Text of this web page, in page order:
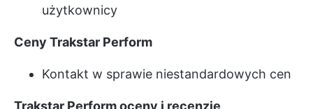
użytkownicy
Ceny Trakstar Perform
Kontakt w sprawie niestandardowych cen
Trakstar Perform oceny i recenzje